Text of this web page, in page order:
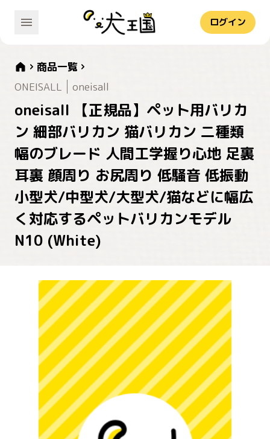
ログイン
商品一覧
ONEISALL
oneisall
oneisall 【正規品】ペット用バリカ
ン 細部バリカン 猫バリカン 二種類
幅のブレード 人間工学握り心地 足裏
耳裏 顔周り お尻周り 低騒音 低振動
小型犬/中型犬/大型犬/猫などに幅広
く対応するペットバリカンモデル
N10 (White)